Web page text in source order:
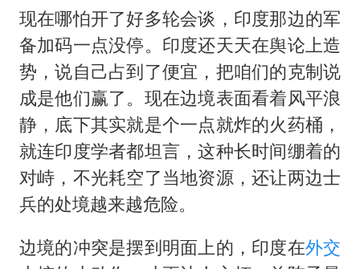
现在哪怕开了好多轮会谈，印度那边的军
备加码一点没停。印度还天天在舆论上造
势，说自己占到了便宜，把咱们的克制说
成是他们赢了。现在边境表面看着风平浪
静，底下其实就是个一点就炸的火药桶，
就连印度学者都坦言，这种长时间绷着的
对峙，不光耗空了当地资源，还让两边士
兵的处境越来越危险。
边境的冲突是摆到明面上的，印度在外交